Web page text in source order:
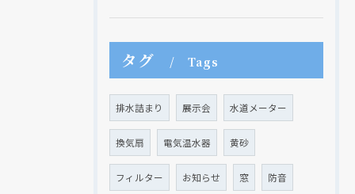
タグ Tags
排水詰まり 展示会 水道メーター
換気扇 電気温水器 黄砂
フィルター お知らせ 窓 防音